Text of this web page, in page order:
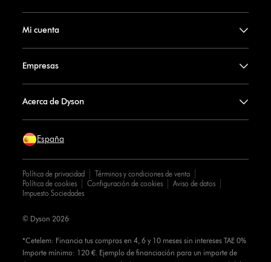
Mi cuenta
Empresas
Acerca de Dyson
España
Política de privacidad
Términos y condiciones de venta
Política de cookies
Configuración de cookies
Aviso de datos
Impuesto Sociedades
*Cetelem: Financia tus compras en 4, 6 y 10 meses sin intereses TAE 0%
Importe mínimo: 120 €. Ejemplo de financiación para un importe de
© Dyson 2026